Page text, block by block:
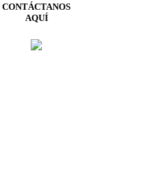
CONTÁCTANOS
AQUÍ